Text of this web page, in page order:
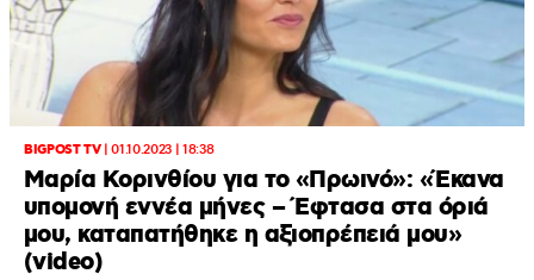
BIGPOST TV|01.10.2023 | 18:38
Μαρία Κορινθίου για το «Πρωινό»: «Έκανα
υπομονή εννέα μήνες – Έφτασα στα όριά
μου, καταπατήθηκε η αξιοπρέπειά μου»
(video)